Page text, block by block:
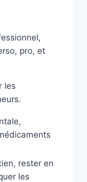
pro, et
les
rester en
les